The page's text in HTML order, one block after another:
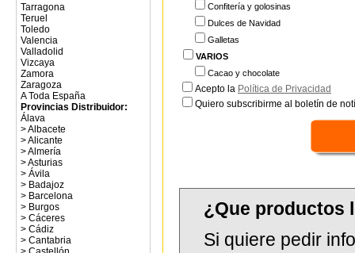
Tarragona
Teruel
Toledo
Valencia
Valladolid
Vizcaya
Zamora
Zaragoza
A Toda España
Provincias Distribuidor:
Álava
>Albacete
>Alicante
>Almería
>Asturias
> Ávila
> Badajoz
> Barcelona
> Burgos
> Cáceres
> Cádiz
> Cantabria
Confitería y golosinas
Dulces de Navidad
Galletas
VARIOS
Cacao y chocolate
Acepto la Política de Privacidad
Quiero subscribirme al boletín de
¿Que productos
Si quiere pedir